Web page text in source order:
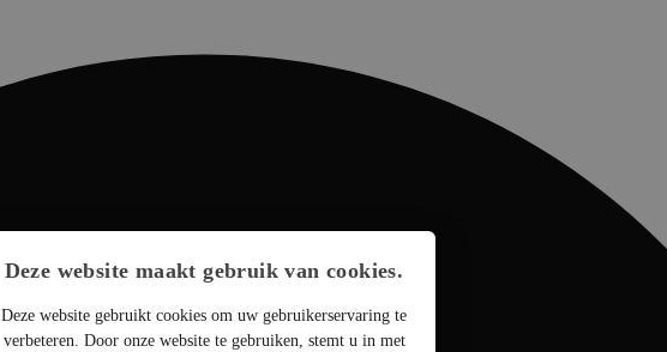
Deze website maakt gebruik van cookies.
Deze website gebruikt cookies om uw gebruikerservaring te
verbeteren. Door onze website te gebruiken, stemt u in met